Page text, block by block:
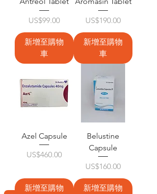
價格
US$99.00
新增至購物
車
價格
US$190.00
新增至購物
車
Azel Capsule
價格
US$460.00
新增至購物
Belustine
Capsule
價格
US$160.00
新增至購物